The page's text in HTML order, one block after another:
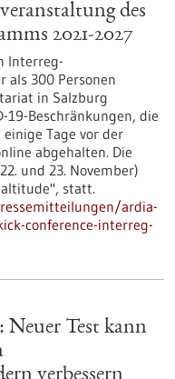
des
2021-2027
Interreg-
als 300 Personen
in Salzburg
19-Beschränkungen, die
Tage vor der
abgehalten. Die
und 23. November)
statt.
ardia-
conference-interreg-
Neuer Test kann